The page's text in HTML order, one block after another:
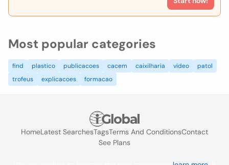
Most popular categories
find plastico publicacoes cacem caixilharia video
patol
trofeus
explicacoes formacao
HomeLatest SearchesTagsTerms And ConditionsContact
See Plans